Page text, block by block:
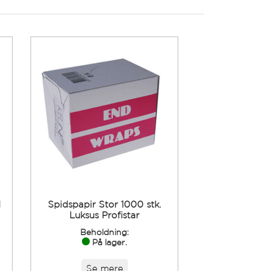
Spidspapir Stor 1000 stk.
Luksus Profistar
Beholdning:
På lager.
Se mere